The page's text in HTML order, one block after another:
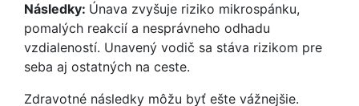
Následky: Únava zvyšuje riziko mikrospánku,
pomalých reakcií a nesprávneho odhadu
vzdialeností. Unavený vodič sa stáva rizikom pre
seba aj ostatných na ceste.
Zdravotné následky môžu byť ešte vážnejšie.